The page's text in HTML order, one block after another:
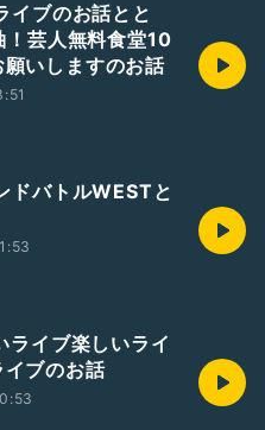
ブのお話とと
芸人無料食堂10
いしますのお話
ドバトルWESTと
イブ楽しいライ
ブのお話